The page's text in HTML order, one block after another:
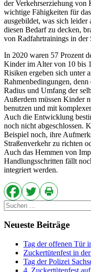
der Verkehrserziehung von
wichtige Fähigkeiten für
ausgebildet, was sich
diesen Bedarf zu decken,
von Radfahrtrainings in der
In 2020 waren 57 Prozent
Kinder im Alter von 10 bis
Risiken ergeben sich unter
Rahmenbedingungen,
Radius und Umfang der
Außerdem müssen Kinder
benutzen und mit
Auch die Entwicklung
noch nicht abgeschlossen.
Beispiel noch, ihre
Straßenverkehr zu richten
Auch das Hemmen von
Handlungsschritten fällt
integriert werden.
Neueste Beiträge
Tag der offenen Tür
Zuckertütenfest in
Tag der Polizei